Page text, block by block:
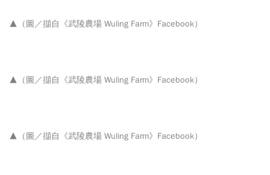
▲（圖／擷自 《武陵農場 Wuling Farm》Facebook）
▲（圖／擷自 《武陵農場 Wuling Farm》Facebook）
▲（圖／擷自 《武陵農場 Wuling Farm》Facebook）